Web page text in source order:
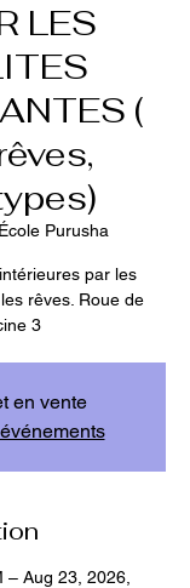
LES
(
École Purusha
par les
rêves. Roue de
3
en vente
– Aug 23, 2026,